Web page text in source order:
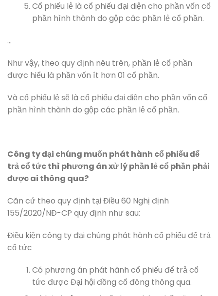
Cổ phiếu lẻ là cổ phiếu đại diện cho phần vốn cổ
phần hình thành do gộp các phần lẻ cổ phần.
…
Như vậy, theo quy định nêu trên, phần lẻ cổ phần
được hiểu là phần vốn ít hơn 01 cổ phần.
Và cổ phiếu lẻ sẽ là cổ phiếu đại diện cho phần vốn cổ
phần hình thành do gộp các phần lẻ cổ phần.
Công ty đại chúng muốn phát hành cổ phiếu để
trả cổ tức thì phương án xử lý phần lẻ cổ phần phải
được ai thông qua?
Căn cứ theo quy định tại Điều 60 Nghị định
155/2020/NĐ-CP quy định như sau:
Điều kiện công ty đại chúng phát hành cổ phiếu để trả
cổ tức
Có phương án phát hành cổ phiếu để trả cổ
tức được Đại hội đồng cổ đông thông qua.